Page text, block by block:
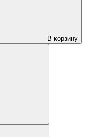
В корзину